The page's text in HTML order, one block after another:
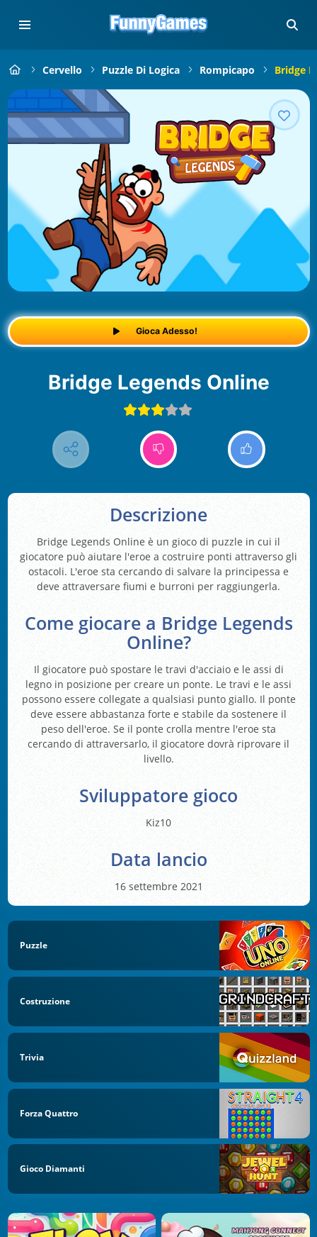
Cervello Puzzle Di Logica Rompicapo Bridge
Gioca Adesso!
Bridge Legends Online
Descrizione
Bridge Legends Online è un gioco di puzzle in cui il
giocatore può aiutare l'eroe a costruire ponti attraverso gli
ostacoli. L'eroe sta cercando di salvare la principessa e
deve attraversare fiumi e burroni per raggiungerla.
Come giocare a Bridge Legends
Online?
Il giocatore può spostare le travi d'acciaio e le assi di
legno in posizione per creare un ponte. Le travi e le assi
possono essere collegate a qualsiasi punto giallo. Il ponte
deve essere abbastanza forte e stabile da sostenere il
peso dell'eroe. Se il ponte crolla mentre l'eroe sta
cercando di attraversarlo, il giocatore dovrà riprovare il
livello.
Sviluppatore gioco
Kiz10
Data lancio
16 settembre 2021
Puzzle
Costruzione
Trivia
Forza Quattro
Gioco Diamanti